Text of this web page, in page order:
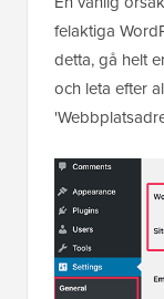
felaktiga
detta, gå helt
och leta efter